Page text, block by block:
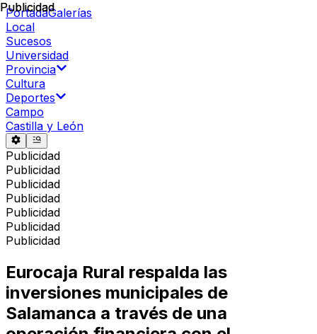
PortadaGalerías
Local
Sucesos
Universidad
Provincia
Cultura
Deportes
Campo
Castilla y León
Publicidad
Publicidad
Publicidad
Publicidad
Publicidad
Publicidad
Publicidad
Publicidad
Eurocaja Rural respalda las
inversiones municipales de
Salamanca a través de una
Publicidad